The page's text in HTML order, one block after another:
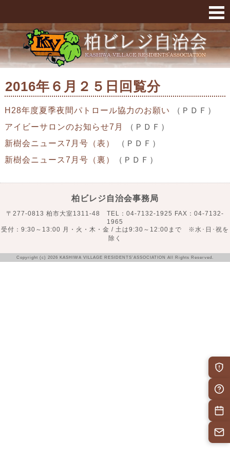
2016年６月２５日回覧分 « 柏ビレジ
2016年６月２５日回覧分
H28年度夏季夜間パトロール協力のお願い
（ＰＤＦ）
アイビーサロンのお知らせ7月
（ＰＤＦ）
新樹会ニュース7月号（表）
（ＰＤＦ）
新樹会ニュース7月号（裏）
（ＰＤＦ）
柏ビレジ自治会事務局
〒277-0813 柏市大室1311-48 TEL：04-7132-1925 FAX：04-7132-
1965
受付：9:30～13:00 月・火・木・金 / 土は9:30～12:00まで ※水･日･祝を
除く
Copyright (c) 2026 KASHIWA VILLAGE RESIDENTS’ASSOCIATION All Rights Reserved.